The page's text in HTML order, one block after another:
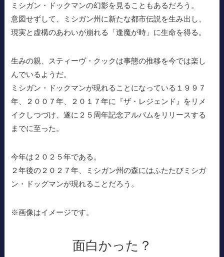
ミシガン・ドックマンの幻影を見ることもあるだろう。
意図せずして、ミシガン州に新たな都市伝説を生み出し、
現実と虚構のあわいが崩れる「逢魔が時」に生命を得る。
生みの親、スティーヴ・クックは事態の推移を今では楽し
んでいるようだ。
ミシガン・ドックマンが現れることになっている１９９７
年、２００７年、２０１７年に『ザ・レジェンド』をリメ
イクしつづけ、遂に２５周年記念アルバムをリリースする
までに至った。
今年は２０２５年である。
２年後の２０２７年、ミシガン州の森にはふたたびミシガ
ン・ドッグマンが現れることだろう。
※画像はイメージです。
面白かった？